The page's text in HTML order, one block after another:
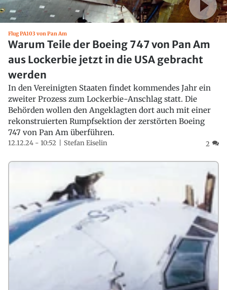
Flug PA103 von Pan Am
Warum Teile der Boeing 747 von Pan Am
aus Lockerbie jetzt in die USA gebracht
werden
In den Vereinigten Staaten findet kommendes Jahr ein
zweiter Prozess zum Lockerbie-Anschlag statt. Die
Behörden wollen den Angeklagten dort auch mit einer
rekonstruierten Rumpfsektion der zerstörten Boeing
747 von Pan Am überführen.
12.12.24 - 10:52 Stefan Eiselin 2